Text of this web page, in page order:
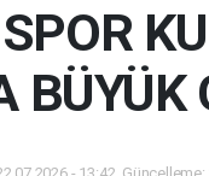
BÜYÜK